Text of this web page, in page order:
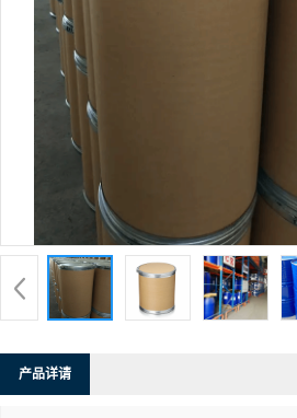
产品详请